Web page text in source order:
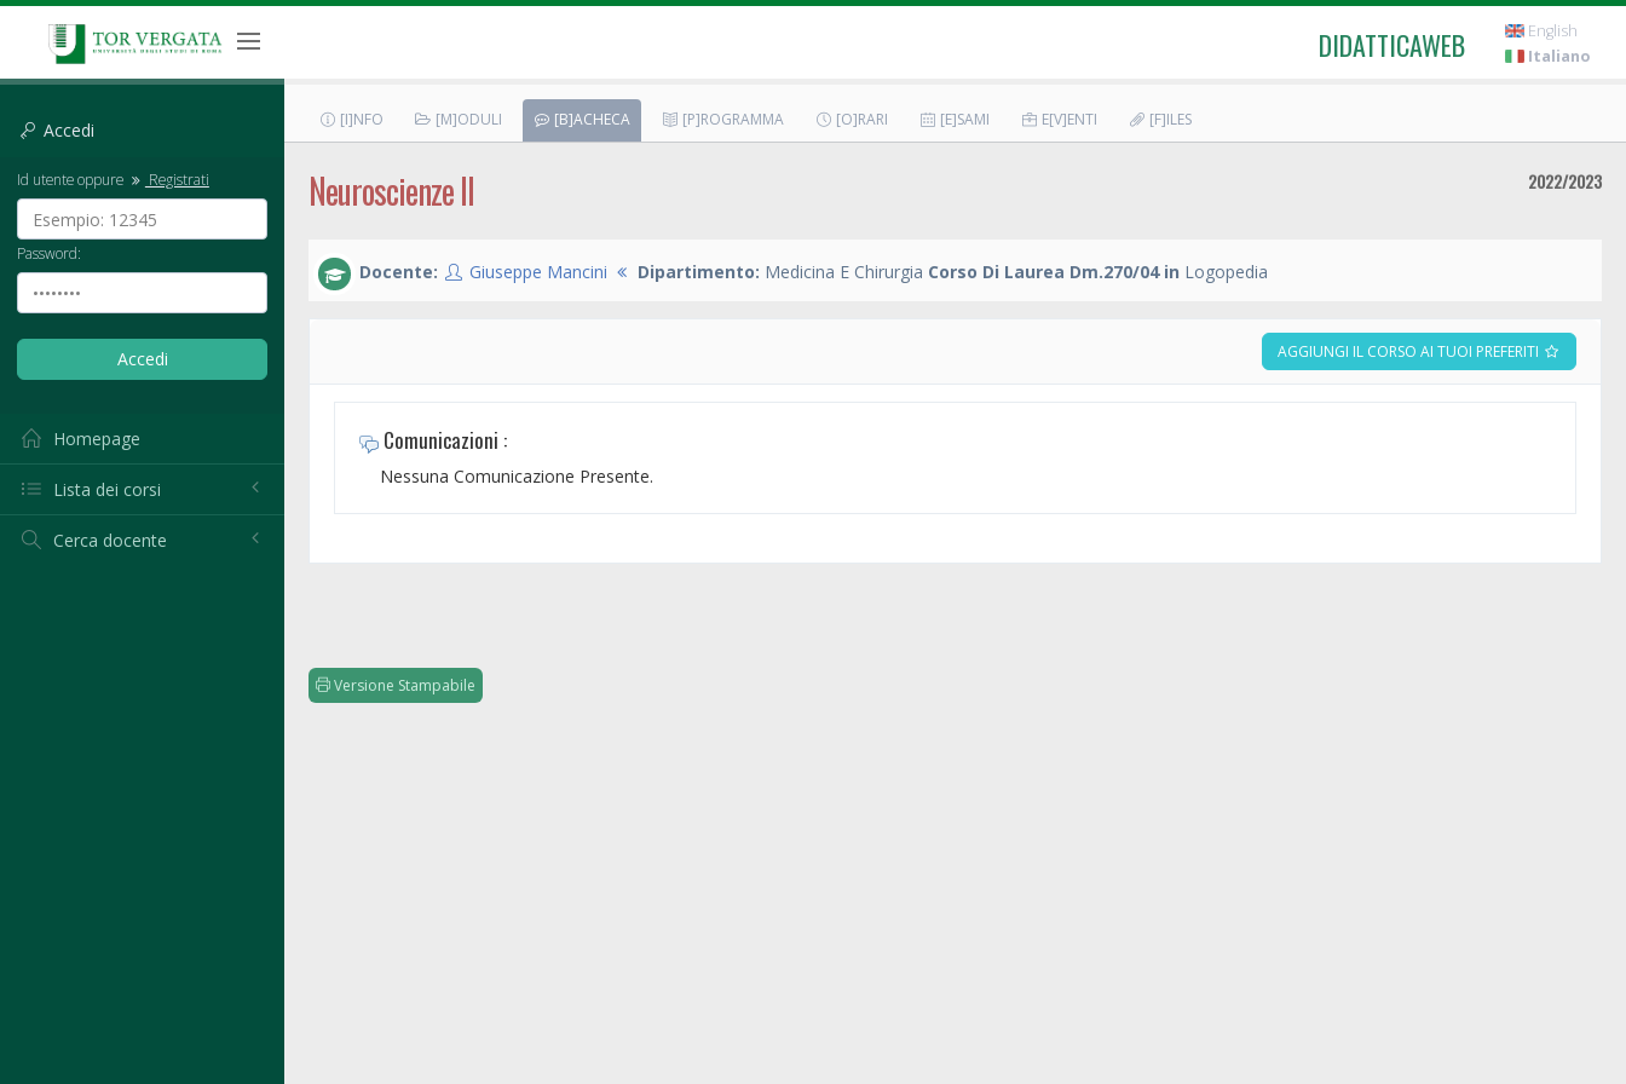
DIDATTICAWEB
English
Italiano
Accedi
Id utente oppure Registrati
Password:
Homepage
Lista dei corsi
Cerca docente
[I]NFO [M]ODULI [B]ACHECA [P]ROGRAMMA [O]RARI [E]SAMI E[V]ENTI [F]ILES
Neuroscienze II 2022/2023
Docente: Giuseppe Mancini Dipartimento: Medicina E Chirurgia Corso Di Laurea Dm.270/04 in Logopedia
AGGIUNGI IL CORSO AI TUOI PREFERITI
Comunicazioni :
Nessuna Comunicazione Presente.
Versione Stampabile